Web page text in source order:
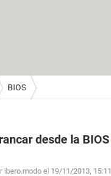
BIOS
desde la BIOS
ibero.modo el 19/11/2013, 15:11